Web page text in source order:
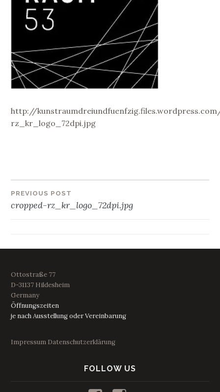
http://
rz_kr_logo_72dpi.jpg
Beitragsnavigation
PREVIOUS POST
cropped-rz_kr_logo_72dpi.jpg
Ottostraße 77
D-31137 Hildesheim
Germany
Öffnungszeiten
je nach Ausstellung oder Vereinbarung
Impressum Datenschutzerklärung
FOLLOW US